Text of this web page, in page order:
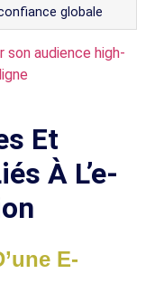
globale
son audience high-
Et
À L’e-
E-